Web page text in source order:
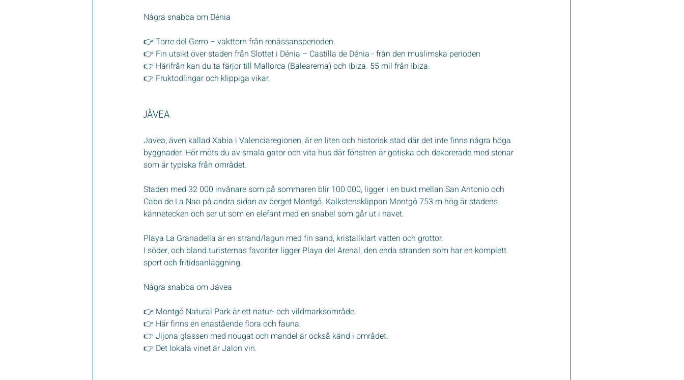
Några snabba om Dénia
👉 Torre del Gerro – vakttorn från renässansperioden.
👉 Fin utsikt över staden från Slottet i Dénia – Castilla de Dénia - från den muslimska perioden
👉 Härifrån kan du ta färjor till Mallorca (Balearerna) och Ibiza. 55 mil från Ibiza.
👉 Fruktodlingar och klippiga vikar.
JÀVEA
Javea, även kallad Xabia i Valenciaregionen, är en liten och historisk stad där det inte finns några höga
byggnader. Hör möts du av smala gator och vita hus där fönstren är gotiska och dekorerade med stenar
som är typiska från området.
Staden med 32 000 invånare som på sommaren blir 100 000, ligger i en bukt mellan San Antonio och
Cabo de La Nao på andra sidan av berget Montgó. Kalkstensklippan Montgó 753 m hög är stadens
kännetecken och ser ut som en elefant med en snabel som går ut i havet.
Playa La Granadella är en strand/lagun med fin sand, kristallklart vatten och grottor.
I söder, och bland turisternas favoriter ligger Playa del Arenal, den enda stranden som har en komplett
sport och fritidsanläggning.
Några snabba om Jávea
👉 Montgó Natural Park är ett natur- och vildmarksområde.
👉 Här finns en enastående flora och fauna.
👉 Jijona glassen med nougat och mandel är också känd i området.
👉 Det lokala vinet är Jalon vin.